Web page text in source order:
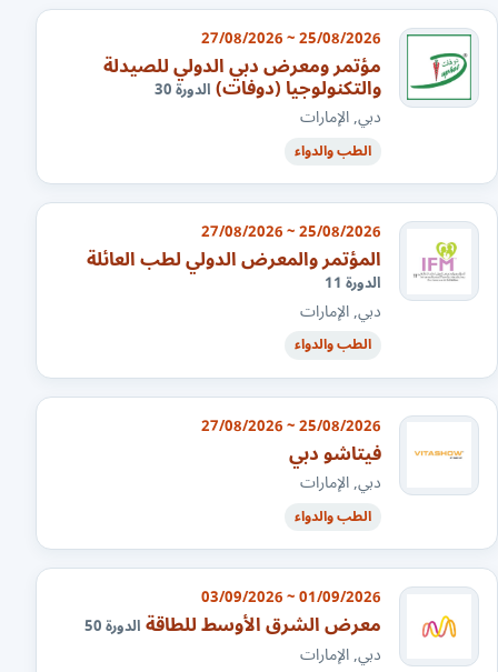
25/08/2026 ~ 27/08/2026
مؤتمر ومعرض دبي الدولي للصيدلة
والتكنولوجيا (دوفات)الدورة 30
دبي, الإمارات
الطب والدواء
25/08/2026 ~ 27/08/2026
المؤتمر والمعرض الدولي لطب العائلة
الدورة 11
دبي, الإمارات
الطب والدواء
25/08/2026 ~ 27/08/2026
فيتاشو دبي
دبي, الإمارات
الطب والدواء
01/09/2026 ~ 03/09/2026
معرض الشرق الأوسط للطاقةالدورة 50
دبي, الإمارات